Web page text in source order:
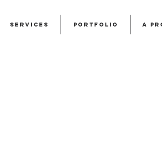
Services Portfolio A